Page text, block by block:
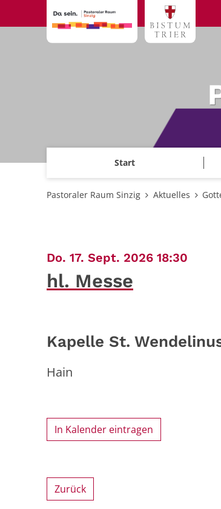
Start
Pastoraler Raum Sinzig Aktuelles
Do. 17. Sept. 2026 18:30
hl. Messe
Kapelle St.
Hain
In Kalender eintragen
Zurück